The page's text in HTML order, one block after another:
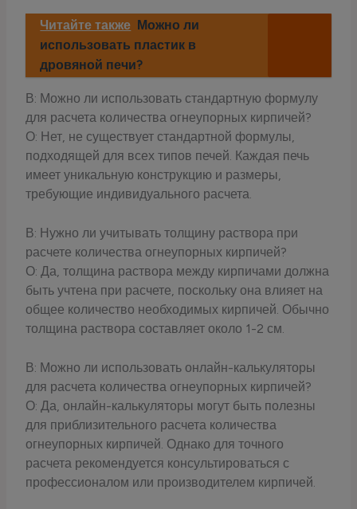
Читайте также Можно ли
использовать пластик в
дровяной печи?
В: Можно ли использовать стандартную формулу
для расчета количества огнеупорных кирпичей?
О: Нет, не существует стандартной формулы,
подходящей для всех типов печей. Каждая печь
имеет уникальную конструкцию и размеры,
требующие индивидуального расчета.
В: Нужно ли учитывать толщину раствора при
расчете количества огнеупорных кирпичей?
О: Да, толщина раствора между кирпичами должна
быть учтена при расчете, поскольку она влияет на
общее количество необходимых кирпичей. Обычно
толщина раствора составляет около 1-2 см.
В: Можно ли использовать онлайн-калькуляторы
для расчета количества огнеупорных кирпичей?
О: Да, онлайн-калькуляторы могут быть полезны
для приблизительного расчета количества
огнеупорных кирпичей. Однако для точного
расчета рекомендуется консультироваться с
профессионалом или производителем кирпичей.